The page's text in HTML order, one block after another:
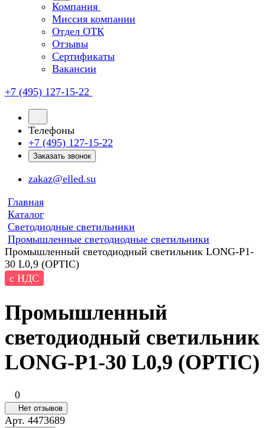
Компания
Миссия компании
Отдел ОТК
Отзывы
Сертификаты
Вакансии
+7 (495) 127-15-22
Телефоны
+7 (495) 127-15-22
Заказать звонок
zakaz@elled.su
Главная
Каталог
Светодиодные светильники
Промышленные светодиодные светильники
Промышленный светодиодный светильник LONG-P1-
30 L0,9 (OPTIC)
с НДС
Промышленный
светодиодный светильник
LONG-P1-30 L0,9 (OPTIC)
0
Нет отзывов
Арт. 4473689